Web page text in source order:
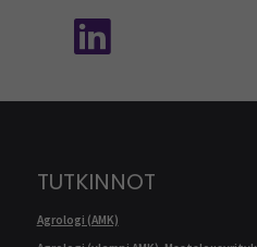
TUTKINNOT
Agrologi (AMK)